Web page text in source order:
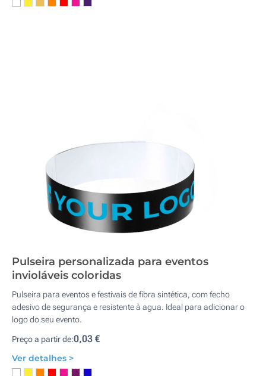
Pulseira personalizada para eventos
invioláveis coloridas
Pulseira para eventos e festivais de fibra sintética, com fecho
adesivo de segurança e resistente à agua. Ideal para adicionar o
logo do seu evento.
Preço a partir de:0,03 €
Ver detalhes >